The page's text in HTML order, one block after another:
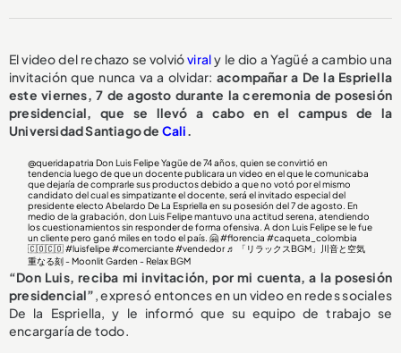
El video del rechazo se volvióviraly le dio a Yagüé a cambio una
invitación que nunca va a olvidar: acompañar a De la Espriella
este viernes, 7 de agosto durante la ceremonia de posesión
presidencial, que se llevó a cabo en el campus de la
Universidad Santiago de Cali.
@queridapatria Don Luis Felipe Yagüe de 74 años, quien se convirtió en
tendencia luego de que un docente publicara un video en el que le comunicaba
que dejaría de comprarle sus productos debido a que no votó por el mismo
candidato del cual es simpatizante el docente, será el invitado especial del
presidente electo Abelardo De La Espriella en su posesión del 7 de agosto. En
medio de la grabación, don Luis Felipe mantuvo una actitud serena, atendiendo
los cuestionamientos sin responder de forma ofensiva. A don Luis Felipe se le fue
un cliente pero ganó miles en todo el país. 🤗#florencia #caqueta_colombia
🇨🇴🇨🇴 #luisfelipe #comerciante #vendedor ♬ 「リラックスBGM」川音と空気
重なる刻 - Moonlit Garden - Relax BGM
“Don Luis, reciba mi invitación, por mi cuenta, a la posesión
presidencial”, expresó entonces en un video en redes sociales
De la Espriella, y le informó que su equipo de trabajo se
encargaría de todo.